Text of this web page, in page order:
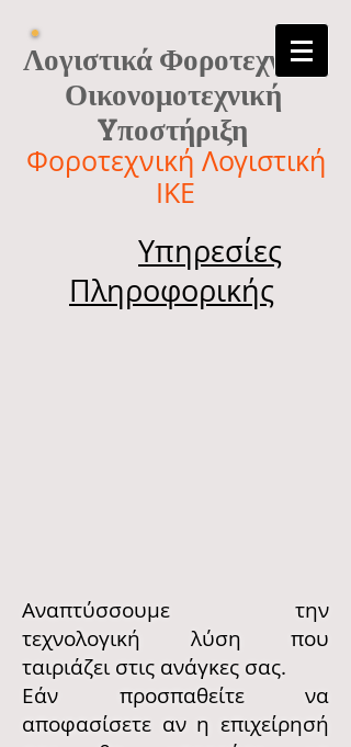
Λογιστικά Φοροτεχνικά
Οικονομοτεχνική
Yποστήριξη
Φοροτεχνική Λογιστική
ΙΚΕ
Υπηρεσίες
Πληροφορικής
Αναπτύσσουμε την
τεχνολογική λύση που
ταιριάζει στις ανάγκες σας.
Εάν προσπαθείτε να
αποφασίσετε αν η επιχείρησή